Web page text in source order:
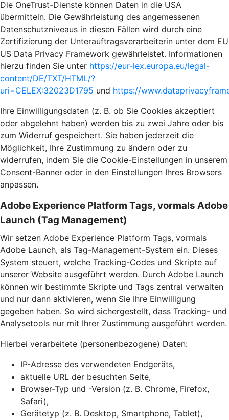
Die OneTrust-Dienste können Daten in die USA
übermitteln. Die Gewährleistung des angemessenen
Datenschutzniveaus in diesen Fällen wird durch eine
Zertifizierung der Unterauftragsverarbeiterin unter dem EU
US Data Privacy Framework gewährleistet. Informationen
hierzu finden Sie unter https://eur-lex.europa.eu/legal-
content/DE/TXT/HTML/?
uri=CELEX:32023D1795 und https://
Ihre Einwilligungsdaten (z. B. ob Sie Cookies akzeptiert
oder abgelehnt haben) werden bis zu zwei Jahre oder bis
zum Widerruf gespeichert. Sie haben jederzeit die
Möglichkeit, Ihre Zustimmung zu ändern oder zu
widerrufen, indem Sie die Cookie-Einstellungen in unserem
Consent-Banner oder in den Einstellungen Ihres Browsers
anpassen.
Adobe Experience Platform Tags, vormals Adobe
Launch (Tag Management)
Wir setzen Adobe Experience Platform Tags, vormals
Adobe Launch, als Tag-Management-System ein. Dieses
System steuert, welche Tracking-Codes und Skripte auf
unserer Website ausgeführt werden. Durch Adobe Launch
können wir bestimmte Skripte und Tags zentral verwalten
und nur dann aktivieren, wenn Sie Ihre Einwilligung
gegeben haben. So wird sichergestellt, dass Tracking- und
Analysetools nur mit Ihrer Zustimmung ausgeführt werden.
Hierbei verarbeitete (personenbezogene) Daten:
IP-Adresse des verwendeten Endgeräts,
aktuelle URL der besuchten Seite,
Browser-Typ und -Version (z. B. Chrome, Firefox,
Safari),
Gerätetyp (z. B. Desktop, Smartphone, Tablet),